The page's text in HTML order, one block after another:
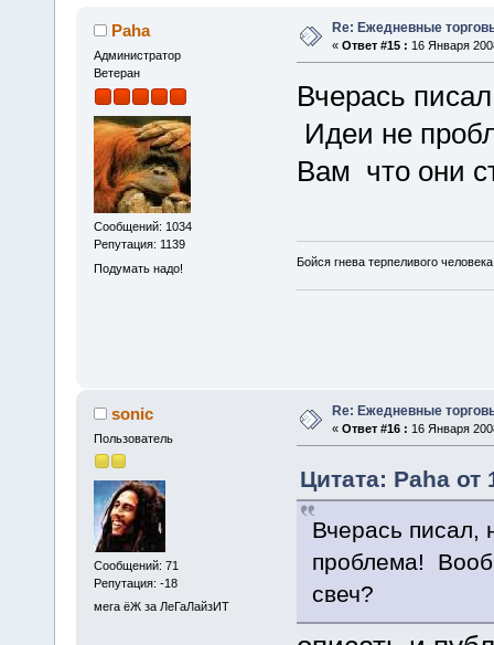
Paha
Администратор
Ветеран
Сообщений: 1034
Репутация: 1139
Подумать надо!
Re: Ежедневные
« Ответ #15 : 16 Января
Вчерась
Идеи не
Вам что они
Бойся гнева терпеливого
sonic
Пользователь
Сообщений: 71
Репутация: -18
мега ёЖ за ЛеГаЛайзИТ
Re: Ежедневные
« Ответ #16 : 16 Января
Цитата: Paha от
Вчерась
проблема!
свеч?